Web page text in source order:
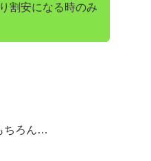
割安になる時のみ
ちろん…